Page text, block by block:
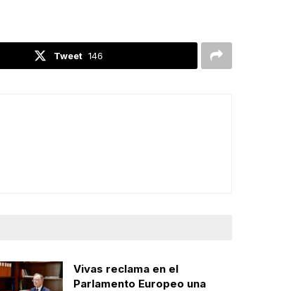
Tweet 146
Vivas reclama en el
Parlamento Europeo una